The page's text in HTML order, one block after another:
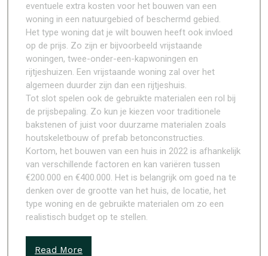
eventuele extra kosten voor het bouwen van een
woning in een natuurgebied of beschermd gebied.
Het type woning dat je wilt bouwen heeft ook invloed
op de prijs. Zo zijn er bijvoorbeeld vrijstaande
woningen, twee-onder-een-kapwoningen en
rijtjeshuizen. Een vrijstaande woning zal over het
algemeen duurder zijn dan een rijtjeshuis.
Tot slot spelen ook de gebruikte materialen een rol bij
de prijsbepaling. Zo kun je kiezen voor traditionele
bakstenen of juist voor duurzame materialen zoals
houtskeletbouw of prefab betonconstructies.
Kortom, het bouwen van een huis in 2022 is afhankelijk
van verschillende factoren en kan variëren tussen
€200.000 en €400.000. Het is belangrijk om goed na te
denken over de grootte van het huis, de locatie, het
type woning en de gebruikte materialen om zo een
realistisch budget op te stellen.
Read More